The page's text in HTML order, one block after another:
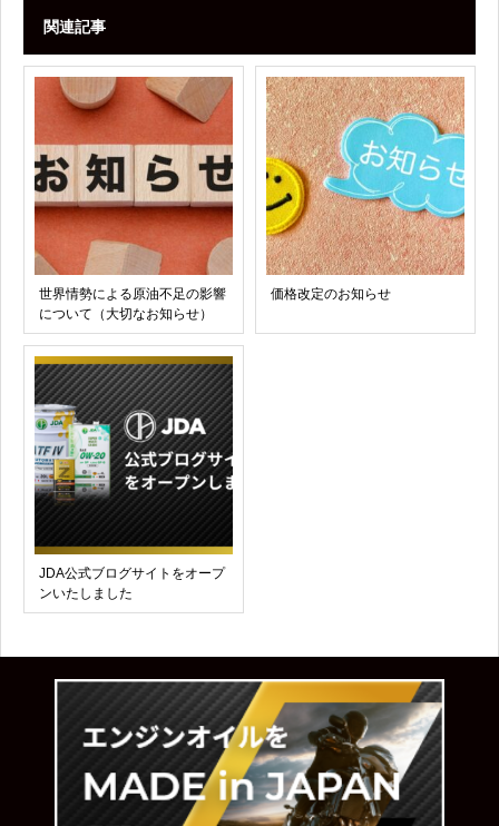
関連記事
世界情勢による原油不足の影響
について（大切なお知らせ）
価格改定のお知らせ
JDA公式ブログサイトをオープ
ンいたしました